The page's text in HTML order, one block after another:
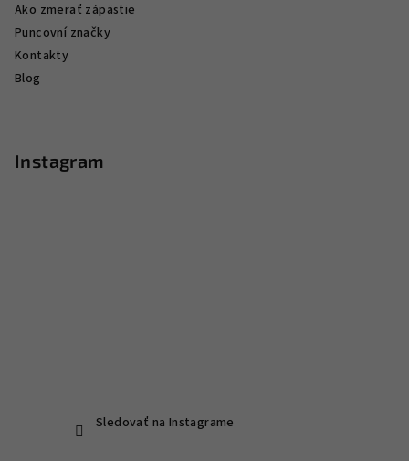
Ako zmerať zápästie
Puncovní značky
Kontakty
Blog
Instagram
Sledovať na Instagrame